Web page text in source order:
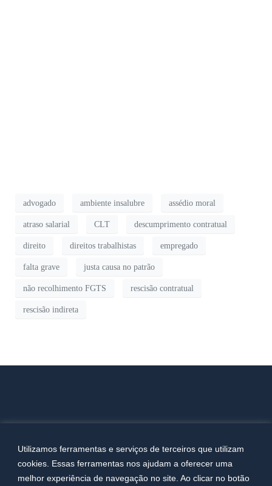
Utilizamos ferramentas e serviços de terceiros que utilizam
cookies. Essas ferramentas nos ajudam a oferecer uma
melhor experiência de navegação no site. Ao clicar no botão
advogado ambiente insalubre assédio moral
atraso salarial CLT descumprimento contratual
direito direitos trabalhistas empregado
falta grave justa causa no patrão
não recolhimento FGTS rescisão contratual
rescisão indireta